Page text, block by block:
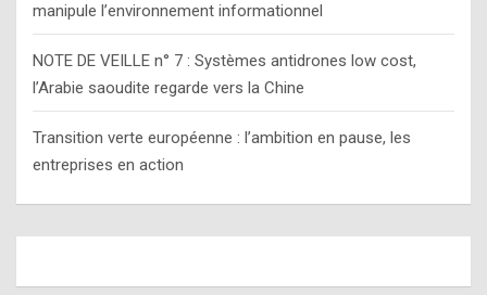
manipule l’environnement informationnel
NOTE DE VEILLE n° 7 : Systèmes antidrones low cost,
l’Arabie saoudite regarde vers la Chine
Transition verte européenne : l’ambition en pause, les
entreprises en action